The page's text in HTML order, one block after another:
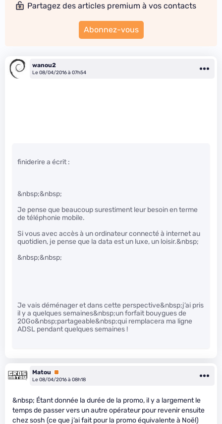
Partagez des articles premium à vos contacts
Abonnez-vous
wanou2
Le 08/04/2016 à 07h54
finiderire a écrit :
&nbsp;&nbsp;
Je pense que beaucoup surestiment leur besoin en terme
de téléphonie mobile.
Si vous avec accès à un ordinateur connecté à internet au
quotidien, je pense que la data est un luxe, un loisir.&nbsp;
&nbsp;&nbsp;
Je vais déménager et dans cette perspective&nbsp;j’ai pris
il y a quelques semaines&nbsp;un forfait bouygues de
20Go&nbsp;partageable&nbsp;qui remplacera ma ligne
ADSL pendant quelques semaines !
Matou
Premium
Le 08/04/2016 à 08h18
&nbsp; Étant donnée la durée de la promo, il y a largement le
temps de passer vers un autre opérateur pour revenir ensuite
chez sosh (ce que j’ai fait pour la promo équivalente à Noël)